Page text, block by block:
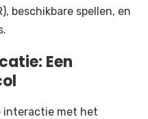
beschikbare spellen, en
Een
interactie met het